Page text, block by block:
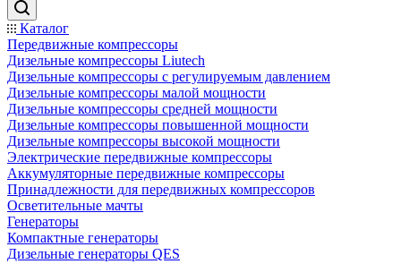
Каталог
Передвижные компрессоры
Дизельные компрессоры Liutech
Дизельные компрессоры с регулируемым давлением
Дизельные компрессоры малой мощности
Дизельные компрессоры средней мощности
Дизельные компрессоры повышенной мощности
Дизельные компрессоры высокой мощности
Электрические передвижные компрессоры
Аккумуляторные передвижные компрессоры
Принадлежности для передвижных компрессоров
Осветительные мачты
Генераторы
Компактные генераторы
Дизельные генераторы QES